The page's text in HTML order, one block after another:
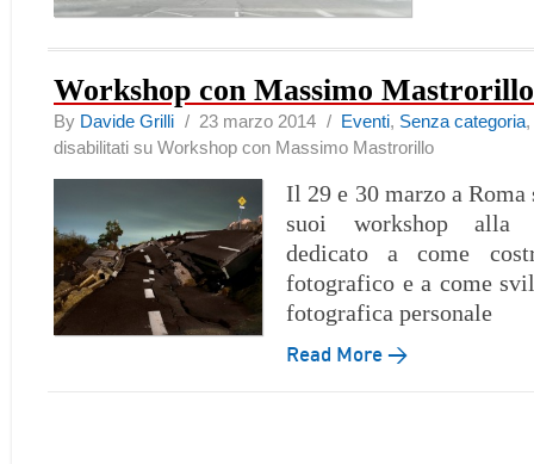
Workshop con Massimo Mastrorillo
By Davide Grilli / 23 marzo 2014 / Eventi, Senza categoria
disabilitati su Workshop con Massimo Mastrorillo
Il 29 e 30 marzo a
suoi workshop alla
dedicato a come
fotografico e a come
fotografica personale
Read More →